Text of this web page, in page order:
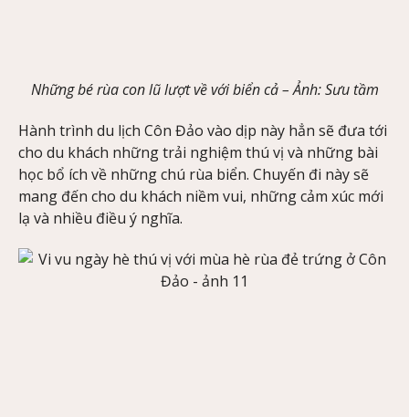
Những bé rùa con lũ lượt về với biển cả –Ảnh: Sưu tầm
Hành trình du lịch Côn Đảo vào dịp này hẳn sẽ đưa tới
cho du khách những trải nghiệm thú vị và những bài
học bổ ích về những chú rùa biển. Chuyến đi này sẽ
mang đến cho du khách niềm vui, những cảm xúc mới
lạ và nhiều điều ý nghĩa.